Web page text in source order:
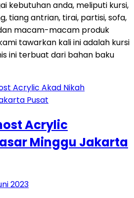
kebutuhan anda, meliputi kursi,
tiang antrian, tirai, partisi, sofa,
macam-macam produk
tawarkan kali ini adalah kursi
ini terbuat dari bahan baku
Acrylic
Minggu Jakarta
2023